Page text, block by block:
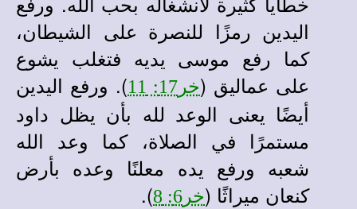
اليدين رمزًا للنصرة على الشيطان،
كما رفع موسى يديه فتغلب يشوع
على عماليق (خر17: 11
). ورفع اليدين
أيضًا يعنى الوعد لله بأن يظل داود
مستمرًا في الصلاة، كما وعد الله
شعبه ورفع يده معلنًا وعده بأرض
كنعان ميراثًا (خر6: 8 ).